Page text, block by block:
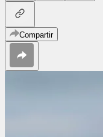
Compartir